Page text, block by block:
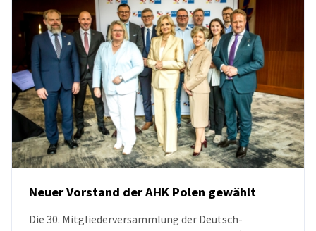
NEUIGKEITEN
Neuer Vorstand der AHK Polen gewählt
Die 30. Mitgliederversammlung der Deutsch-